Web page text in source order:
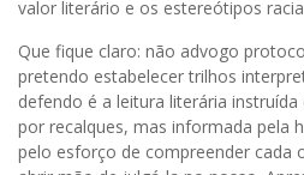
valor literário e os estereótipos
Que fique claro: não advogo
pretendo estabelecer trilhos
defendo é a leitura literária
por recalques, mas informada pela
pelo esforço de compreender cada